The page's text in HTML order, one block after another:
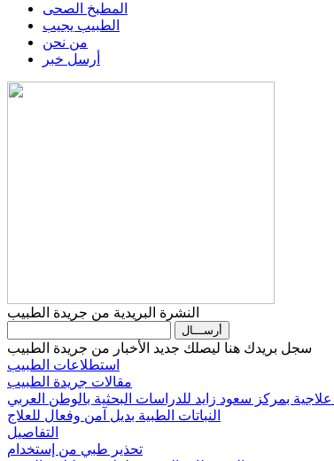
المطبخ الصحى
الطبيب يجيب
من نحن
أرسل خبر
النشرة البريدية من جريدة الطبيب
سجل بريدك هنا ليصلك جديد الأخبار من جريدة الطبيب
استطلاعات الطبيب
مقالات جريدة الطبيب
بمركز سعود زايد للدراسات البحثية بالوطن العربي
النباتات الطبية بديل آمن وفعال للعلاج
التفاصيل
تحذير طبي من إستخدام